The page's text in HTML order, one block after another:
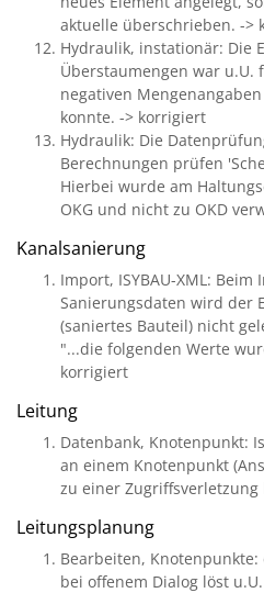
aktuelle überschrieben. ->
Hydraulik, instationär: Die
Überstaumengen war u.U.
negativen
konnte. -> korrigiert
Hydraulik: Die
Berechnungen prüfen
Hierbei wurde am
OKG und nicht zu OKD
Kanalsanierung
Import, ISYBAU-XML:
Sanierungsdaten wird der
(saniertes Bauteil) nicht
"...die folgenden Werte
korrigiert
Leitung
Datenbank, Knotenpunkt:
an einem Knotenpunkt
zu einer
Leitungsplanung
Bearbeiten,
bei offenem Dialog löst